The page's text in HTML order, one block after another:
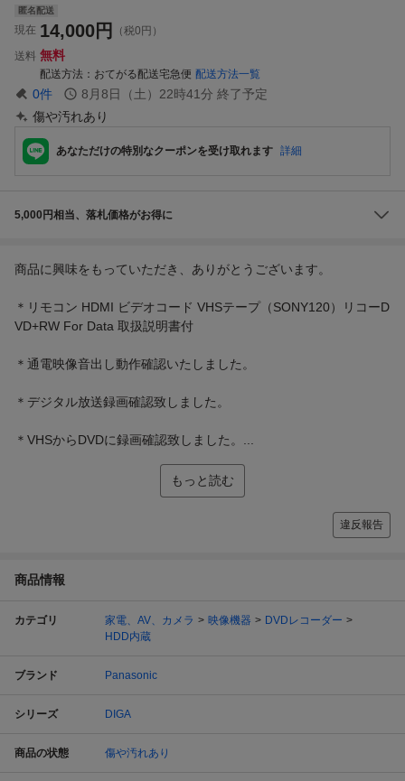
匿名配送
現在 14,000円
（税0円）
送料 無料
配送方法 おてがる配送宅急便 配送方法一覧
0件 8月8日（土）22時41分 終了予定
傷や汚れあり
あなただけの特別なクーポンを受け取れます 詳細
5,000円相当、落札価格がお得に
商品に興味をもっていただき、ありがとうございます。
＊リモコン HDMI ビデオコード VHSテープ（SONY120）リコーD
VD+RW For Data 取扱説明書付
＊通電映像音出し動作確認いたしました。
＊デジタル放送録画確認致しました。
＊VHSからDVDに録画確認致しました。...
もっと読む
違反報告
商品情報
カテゴリ 家電、AV、カメラ 映像機器
DVDレコーダー
HDD内蔵
ブランド Panasonic
シリーズ DIGA
商品の状態 傷や汚れあり